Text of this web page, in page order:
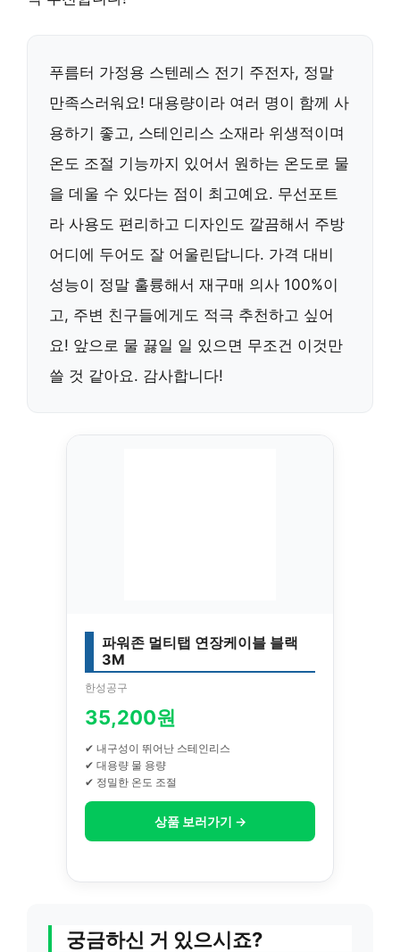
푸름터 가정용 스텐레스 전기 주전자, 정말
만족스러워요! 대용량이라 여러 명이 함께 사
용하기 좋고, 스테인리스 소재라 위생적이며
온도 조절 기능까지 있어서 원하는 온도로 물
을 데울 수 있다는 점이 최고예요. 무선포트
라 사용도 편리하고 디자인도 깔끔해서 주방
어디에 두어도 잘 어울린답니다. 가격 대비
성능이 정말 훌륭해서 재구매 의사 100%이
고, 주변 친구들에게도 적극 추천하고 싶어
요! 앞으로 물 끓일 일 있으면 무조건 이것만
쓸 것 같아요. 감사합니다!
파워존 멀티탭 연장케이블 블랙
3M
한성공구
35,200원
✔ 내구성이 뛰어난 스테인리스
✔ 대용량 물 용량
✔ 정밀한 온도 조절
상품 보러가기 →
궁금하신 거 있으시죠?